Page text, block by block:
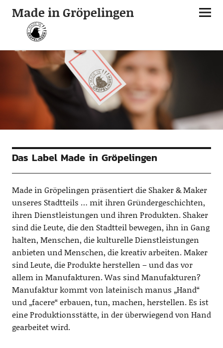
Made in Gröpelingen
Das Label Made in Gröpelingen
Made in Gröpelingen präsentiert die Shaker & Maker
unseres Stadtteils … mit ihren Gründergeschichten,
ihren Dienstleistungen und ihren Produkten. Shaker
sind die Leute, die den Stadtteil bewegen, ihn in Gang
halten, Menschen, die kulturelle Dienstleistungen
anbieten und Menschen, die kreativ arbeiten. Maker
sind Leute, die Produkte herstellen – und das vor
allem in Manufakturen. Was sind Manufakturen?
Manufaktur kommt von lateinisch manus „Hand“
und „facere“ erbauen, tun, machen, herstellen. Es ist
eine Produktionsstätte, in der überwiegend von Hand
gearbeitet wird.